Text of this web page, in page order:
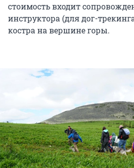
стоимость входит
инструктора (для дог-
костра на вершине горы.